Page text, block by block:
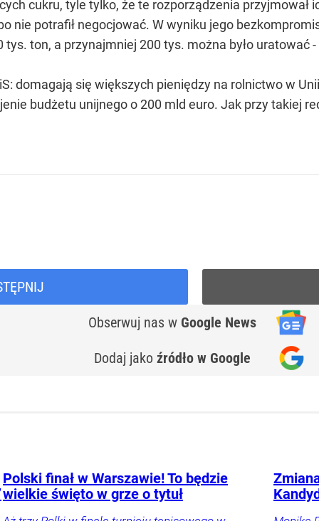
cukru, tyle tylko, że te rozporządzenia
nie potrafił negocjować. W wyniku jego
ton, a przynajmniej 200 tys. można było uratować -
domagają się większych pieniędzy na rolnictwo w
budżetu unijnego o 200 mld euro. Jak przy takiej
Obserwuj nas w Google News
Dodaj jako źródło w Google
Polski finał w Warszawie! To będzie
wielkie święto w grze o tytuł